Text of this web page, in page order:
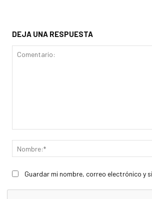
DEJA UNA RESPUESTA
Guardar mi nombre, correo electrónico y